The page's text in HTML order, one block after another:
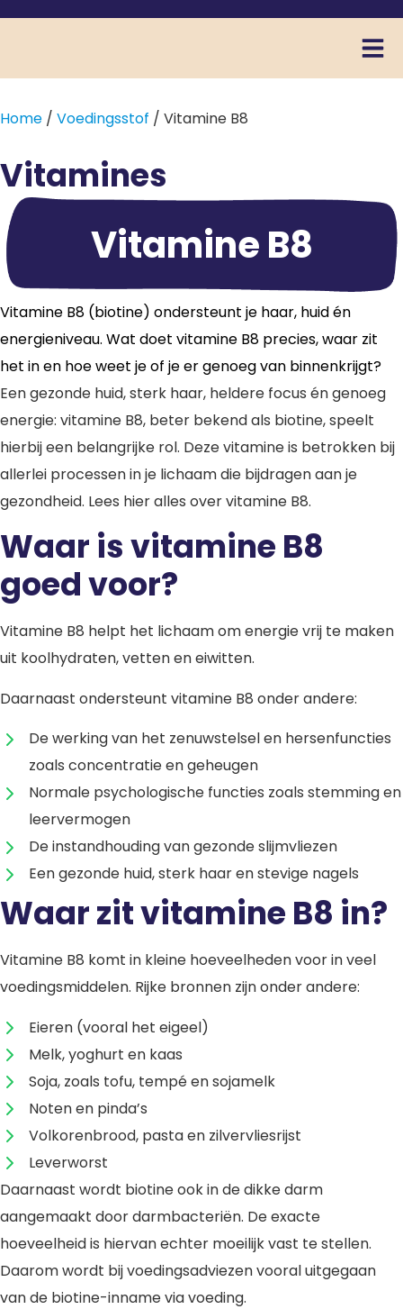
Home / Voedingsstof / Vitamine B8
Vitamines
Vitamine B8
Vitamine B8 (biotine) ondersteunt je haar, huid én
energieniveau. Wat doet vitamine B8 precies, waar zit
het in en hoe weet je of je er genoeg van binnenkrijgt?
Een gezonde huid, sterk haar, heldere focus én genoeg
energie: vitamine B8, beter bekend als biotine, speelt
hierbij een belangrijke rol. Deze vitamine is betrokken bij
allerlei processen in je lichaam die bijdragen aan je
gezondheid. Lees hier alles over vitamine B8.
Waar is vitamine B8
goed voor?
Vitamine B8 helpt het lichaam om energie vrij te maken
uit koolhydraten, vetten en eiwitten.
Daarnaast ondersteunt vitamine B8 onder andere:
De werking van het zenuwstelsel en hersenfuncties
zoals concentratie en geheugen
Normale psychologische functies zoals stemming en
leervermogen
De instandhouding van gezonde slijmvliezen
Een gezonde huid, sterk haar en stevige nagels
Waar zit vitamine B8 in?
Vitamine B8 komt in kleine hoeveelheden voor in veel
voedingsmiddelen. Rijke bronnen zijn onder andere:
Eieren (vooral het eigeel)
Melk, yoghurt en kaas
Soja, zoals tofu, tempé en sojamelk
Noten en pinda’s
Volkorenbrood, pasta en zilvervliesrijst
Leverworst
Daarnaast wordt biotine ook in de dikke darm
aangemaakt door darmbacteriën. De exacte
hoeveelheid is hiervan echter moeilijk vast te stellen.
Daarom wordt bij voedingsadviezen vooral uitgegaan
van de biotine-inname via voeding.